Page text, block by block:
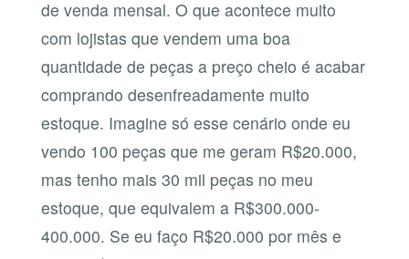
de venda mensal. O que acontece muito
com lojistas que vendem uma boa
quantidade de peças a preço cheio é acabar
comprando desenfreadamente muito
estoque. Imagine só esse cenário onde eu
vendo 100 peças que me geram R$20.000,
mas tenho mais 30 mil peças no meu
estoque, que equivalem a R$300.000-
400.000. Se eu faço R$20.000 por mês e